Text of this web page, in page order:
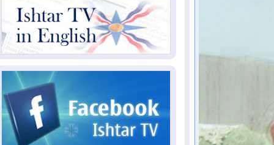
2026-08-04 ملفات حقبة الكاظمي تعود إلى
الواجهة.. أنباء عن مراجعات قضائية
وتحقيقات أوسع في قضايا فساد
الرئاسية ويحذر من "حرب أهلية" في
2026-08-03رئيس إقليم كوردستان في
دمشق في زيارة رسمية